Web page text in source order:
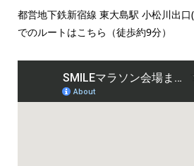
都営地下鉄新宿線 東大島駅 小松川出口
でのルートはこちら（徒歩約9分）